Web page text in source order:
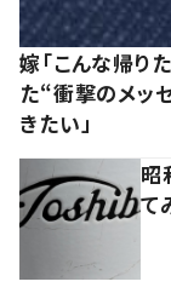
嫁「こんな帰り
た“衝撃のメッ
きたい」
昭
て